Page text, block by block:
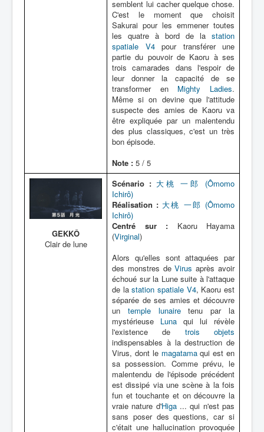
semblent lui cacher quelque chose.
C'est le moment que choisit
Sakurai pour les emmener toutes
les quatre à bord de la station
spatiale V4pour transférer une
partie du pouvoir de Kaoru à ses
trois camarades dans l'espoir de
leur donner la capacité de se
transformer en Mighty Ladies.
Même si on devine que l'attitude
suspecte des amies de Kaoru va
être expliquée par un malentendu
des plus classiques, c'est un très
bon épisode.
Note : 5 / 5
GEKKÔ
Clair de lune
Scénario : 大桃 一郎 (Ômomo
Ichirô)
Réalisation : 大桃 一郎 (Ômomo
Ichirô)
Centré sur : Kaoru Hayama
(Virginal)
Alors qu'elles sont attaquées par
des monstres deVirus après avoir
échoué sur la Lune suite à l'attaque
de lastation spatiale V4, Kaoru est
séparée de ses amies et découvre
un temple lunairetenu par la
mystérieuse Luna qui lui révèle
l'existence de trois objets
indispensables à la destruction de
Virus, dont le magatamaqui est en
sa possession. Comme prévu, le
malentendu de l'épisode précédent
est dissipé via une scène à la fois
fun et touchante et on découvre la
vraie nature d'Higa... qui n'est pas
sans poser des questions, car si
c'était une hallucination provoquée